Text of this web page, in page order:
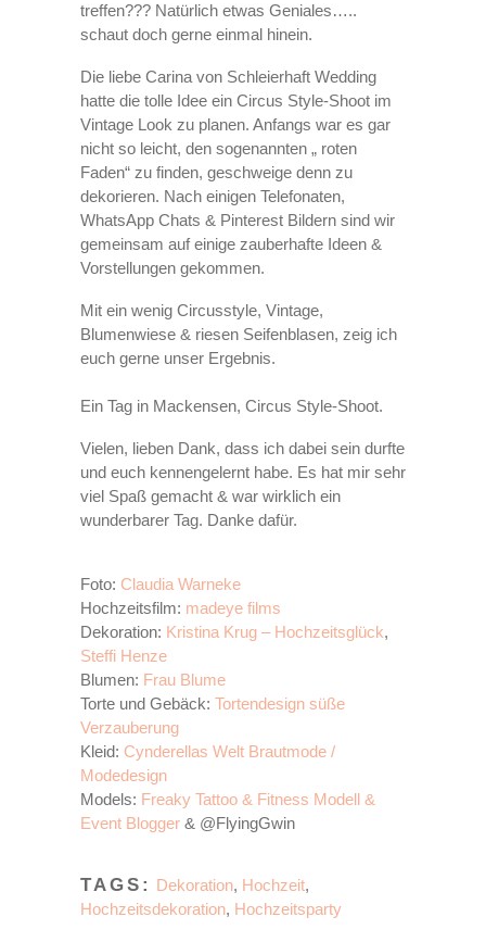
treffen??? Natürlich etwas Geniales…..
schaut doch gerne einmal hinein.
Die liebe Carina von Schleierhaft Wedding
hatte die tolle Idee ein Circus Style-Shoot im
Vintage Look zu planen. Anfangs war es gar
nicht so leicht, den sogenannten „ roten
Faden“ zu finden, geschweige denn zu
dekorieren. Nach einigen Telefonaten,
WhatsApp Chats & Pinterest Bildern sind wir
gemeinsam auf einige zauberhafte Ideen &
Vorstellungen gekommen.
Mit ein wenig Circusstyle, Vintage,
Blumenwiese & riesen Seifenblasen, zeig ich
euch gerne unser Ergebnis.
Ein Tag in Mackensen, Circus Style-Shoot.
Vielen, lieben Dank, dass ich dabei sein durfte
und euch kennengelernt habe. Es hat mir sehr
viel Spaß gemacht & war wirklich ein
wunderbarer Tag. Danke dafür.
Foto: Claudia Warneke
Hochzeitsfilm: madeye films
Dekoration: Kristina Krug – Hochzeitsglück,
Steffi Henze
Blumen: Frau Blume
Torte und Gebäck: Tortendesign süße
Verzauberung
Kleid: Cynderellas Welt Brautmode /
Modedesign
Models: Freaky Tattoo & Fitness Modell &
Event Blogger & @FlyingGwin
TAGS: Dekoration, Hochzeit,
Hochzeitsdekoration, Hochzeitsparty